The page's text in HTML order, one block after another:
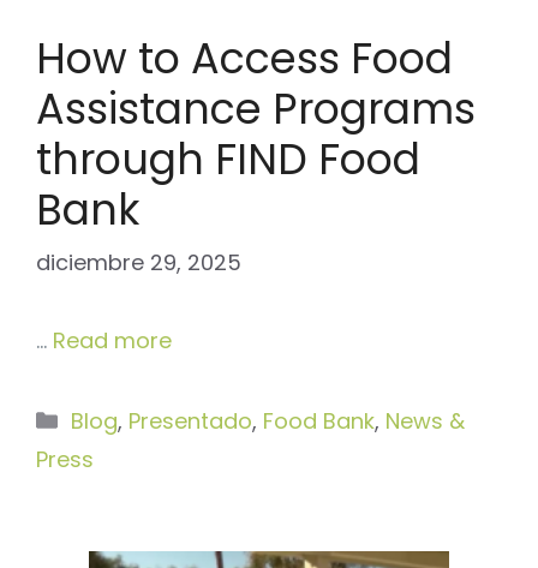
How to Access Food
Assistance Programs
through FIND Food
Bank
diciembre 29, 2025
… Read more
Categorías
Blog, Presentado, Food Bank, News &
Press